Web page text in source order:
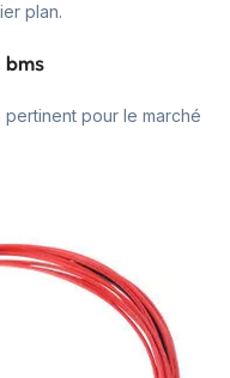
plan.
pour le marché